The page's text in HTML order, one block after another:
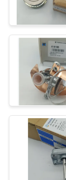
ইসুজু
আধা
ইউনিট